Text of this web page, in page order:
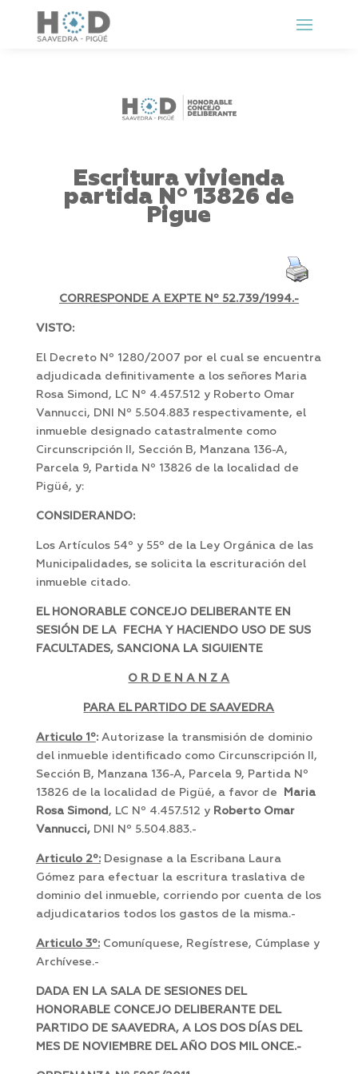
Escritura vivienda
partida Nº 13826 de
Pigue
CORRESPONDE A EXPTE Nº 52.739/1994.-
VISTO:
El Decreto Nº 1280/2007 por el cual se encuentra
adjudicada definitivamente a los señores Maria
Rosa Simond, LC Nº 4.457.512 y Roberto Omar
Vannucci, DNI Nº 5.504.883 respectivamente, el
inmueble designado catastralmente como
Circunscripción II, Sección B, Manzana 136-A,
Parcela 9, Partida Nº 13826 de la localidad de
Pigüé, y:
CONSIDERANDO:
Los Artículos 54º y 55º de la Ley Orgánica de las
Municipalidades, se solicita la escrituración del
inmueble citado.
EL HONORABLE CONCEJO DELIBERANTE EN
SESIÓN DE LA FECHA Y HACIENDO USO DE SUS
FACULTADES, SANCIONA LA SIGUIENTE
O R D E N A N Z A
PARA EL PARTIDO DE SAAVEDRA
Articulo 1º:Autorizase la transmisión de dominio
del inmueble identificado como Circunscripción II,
Sección B, Manzana 136-A, Parcela 9, Partida Nº
13826 de la localidad de Pigüé, a favor de
Maria
Rosa Simond , LC Nº 4.457.512 y Roberto Omar
Vannucci,DNI Nº 5.504.883.-
Articulo 2º:Designase a la Escribana Laura
Gómez para efectuar la escritura traslativa de
dominio del inmueble, corriendo por cuenta de los
adjudicatarios todos los gastos de la misma.-
Articulo 3º:Comuníquese, Regístrese, Cúmplase y
Archívese.-
DADA EN LA SALA DE SESIONES DEL
HONORABLE CONCEJO DELIBERANTE DEL
PARTIDO DE SAAVEDRA, A LOS DOS DÍAS DEL
MES DE NOVIEMBRE DEL AÑO DOS MIL ONCE.-